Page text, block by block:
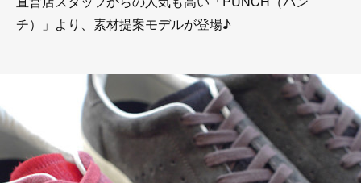
チ）」より、素材提案モデルが登場♪